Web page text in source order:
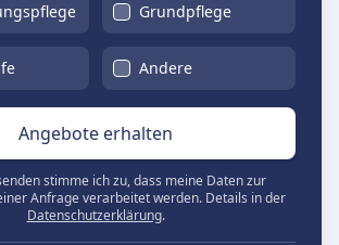
Grundpflege
Andere
Angebote erhalten
stimme ich zu, dass meine Daten zur
Anfrage verarbeitet werden. Details in der
Datenschutzerklärung.